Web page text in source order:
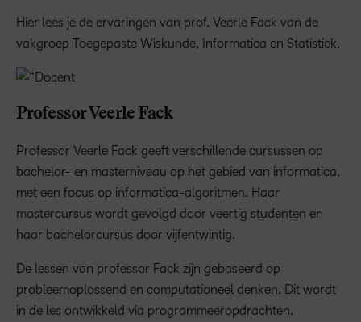
Hier lees je de ervaringen van prof. Veerle Fack van de
vakgroep Toegepaste Wiskunde, Informatica en Statistiek.
Professor Veerle Fack
Professor Veerle Fack geeft verschillende cursussen op
bachelor- en masterniveau op het gebied van informatica,
met een focus op informatica-algoritmen. Haar
mastercursus wordt gevolgd door veertig studenten en
haar bachelorcursus door vijfentwintig.
De lessen van professor Fack zijn gebaseerd op
probleemoplossend en computationeel denken. Dit wordt
in de les ontwikkeld via programmeeropdrachten.